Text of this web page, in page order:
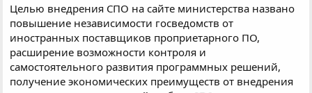
Целью внедрения СПО на сайте министерства названо
повышение независимости госведомств от
иностранных поставщиков проприетарного ПО,
расширение возможности контроля и
самостоятельного развития программных решений,
получение экономических преимуществ от внедрения